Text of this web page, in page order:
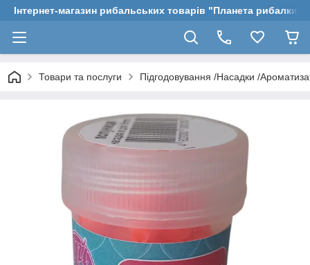
Інтернет-магазин рибальських товарів "Планета рибалки"
Товари та послуги Підгодовування /Насадки /